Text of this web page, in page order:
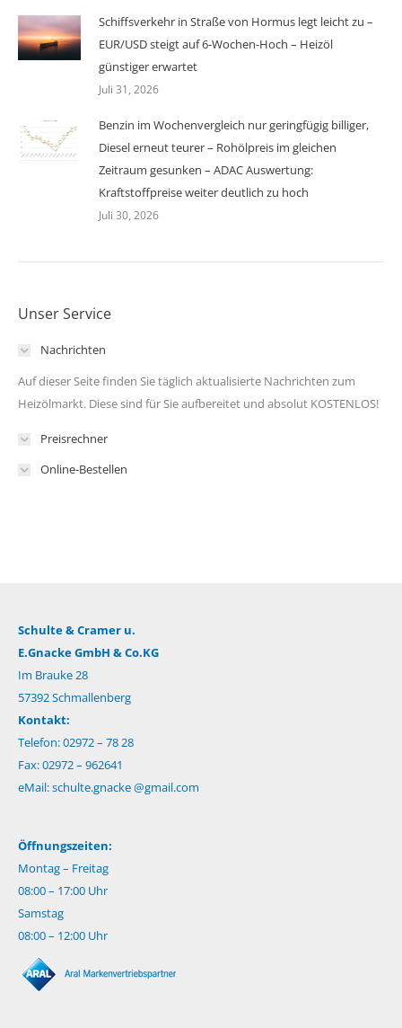
Schiffsverkehr in Straße von Hormus legt leicht zu –
EUR/USD steigt auf 6-Wochen-Hoch – Heizöl
günstiger erwartet
Juli 31, 2026
Benzin im Wochenvergleich nur geringfügig billiger,
Diesel erneut teurer – Rohölpreis im gleichen
Zeitraum gesunken – ADAC Auswertung:
Kraftstoffpreise weiter deutlich zu hoch
Juli 30, 2026
Unser Service
Nachrichten
Auf dieser Seite finden Sie täglich aktualisierte Nachrichten zum
Heizölmarkt. Diese sind für Sie aufbereitet und absolut KOSTENLOS!
Preisrechner
Online-Bestellen
Schulte & Cramer u.
E.Gnacke GmbH & Co.KG
Im Brauke 28
57392 Schmallenberg
Kontakt:
Telefon: 02972 – 78 28
Fax: 02972 – 962641
eMail:schulte.gnacke @gmail.com
Öffnungszeiten:
Montag – Freitag
08:00 – 17:00 Uhr
Samstag
08:00 – 12:00 Uhr